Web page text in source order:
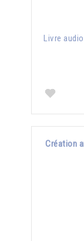
Livre
Création